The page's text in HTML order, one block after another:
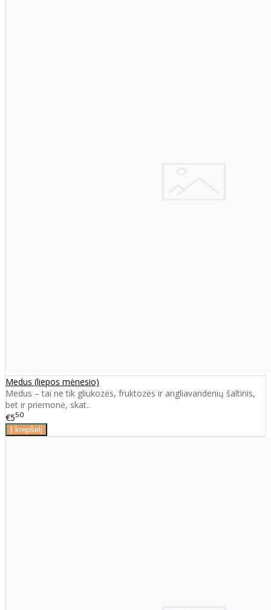
Medus (liepos mėnesio)
Medus – tai ne tik gliukozės, fruktozės ir angliavandenių šaltinis,
bet ir priemonė, skat..
€550